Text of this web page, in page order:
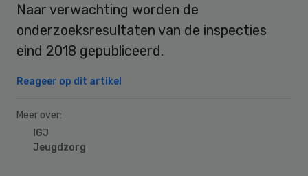
Naar verwachting worden de
onderzoeksresultaten van de inspecties
eind 2018 gepubliceerd.
Reageer op dit artikel
Meer over:
IGJ
Jeugdzorg